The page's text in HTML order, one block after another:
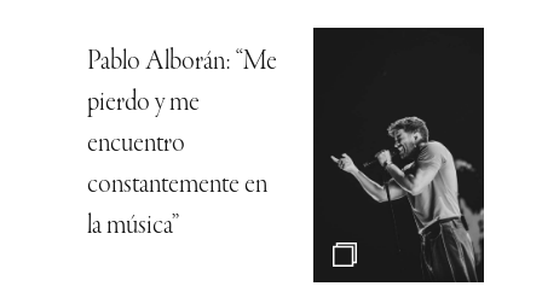
Pablo Alborán: “Me
pierdo y me
encuentro
constantemente en
la música”